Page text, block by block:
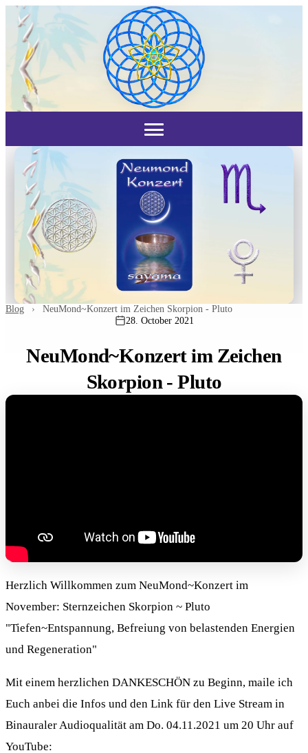
Blog › NeuMond~Konzert im Zeichen Skorpion - Pluto
28. October 2021
NeuMond~Konzert im Zeichen
Skorpion - Pluto
Herzlich Willkommen zum NeuMond~Konzert im
November: Sternzeichen Skorpion ~ Pluto
"Tiefen~Entspannung, Befreiung von belastenden Energien
und Regeneration"
Mit einem herzlichen DANKESCHÖN zu Beginn, maile ich
Euch anbei die Infos und den Link für den Live Stream in
Binauraler Audioqualität am Do. 04.11.2021 um 20 Uhr auf
YouTube: